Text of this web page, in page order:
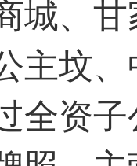
城、
主坟
全资